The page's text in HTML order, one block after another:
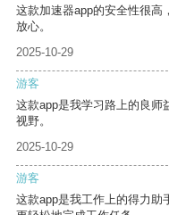
这款加速器app的安全性很高
放心。
2025-10-29
游客
这款app是我学习路上的良师
视野。
2025-10-29
游客
这款app是我工作上的得力助